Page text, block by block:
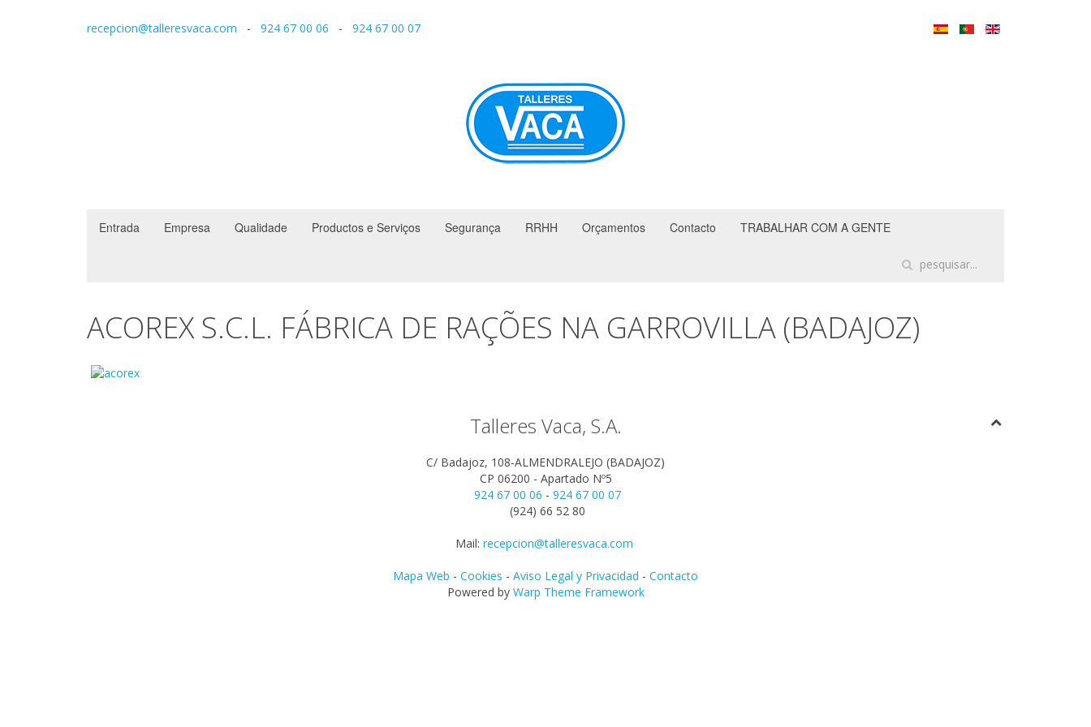
recepcion@talleresvaca.com - 924 67 00 06 - 924 67 00 07
Entrada Empresa Qualidade Productos e Serviços Segurança RRHH Orçamentos Contacto TRABALHAR COM A GENTE
ACOREX S.C.L. FÁBRICA DE RAÇÕES NA GARROVILLA (BADAJOZ)
Talleres Vaca, S.A.
C/ Badajoz, 108-ALMENDRALEJO (BADAJOZ)
CP 06200 - Apartado Nº5
924 67 00 06 - 924 67 00 07
(924) 66 52 80
Mail: recepcion@talleresvaca.com
Mapa Web - Cookies - Aviso Legal y Privacidad - Contacto
Powered by Warp Theme Framework